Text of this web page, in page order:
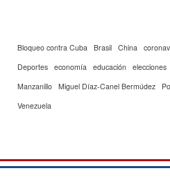
Bloqueo contra Cuba Brasil China
Deportes economía educación elecciones
Manzanillo Miguel Díaz-Canel Bermúdez
Venezuela